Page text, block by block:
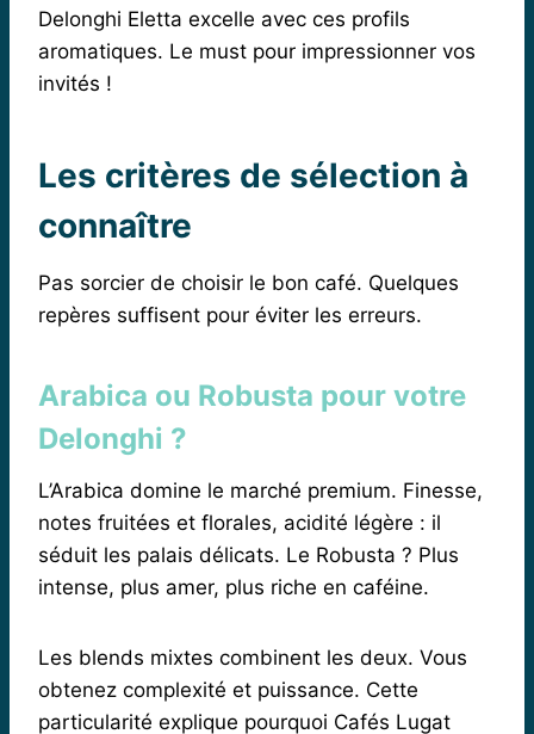
Delonghi Eletta excelle avec ces profils
aromatiques. Le must pour impressionner vos
invités !
Les critères de sélection à
connaître
Pas sorcier de choisir le bon café. Quelques
repères suffisent pour éviter les erreurs.
Arabica ou Robusta pour votre
Delonghi ?
L’Arabica domine le marché premium. Finesse,
notes fruitées et florales, acidité légère : il
séduit les palais délicats. Le Robusta ? Plus
intense, plus amer, plus riche en caféine.
Les blends mixtes combinent les deux. Vous
obtenez complexité et puissance. Cette
particularité explique pourquoi Cafés Lugat